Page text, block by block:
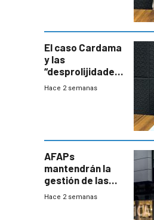
innovadora
El caso Cardama
y las
“desprolijidades”
que la
Hace 2 semanas
AFAPs
mantendrán la
gestión de las
cuentas
Hace 2 semanas